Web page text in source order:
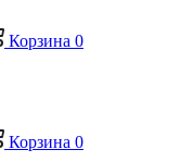
Корзина 0
Корзина 0